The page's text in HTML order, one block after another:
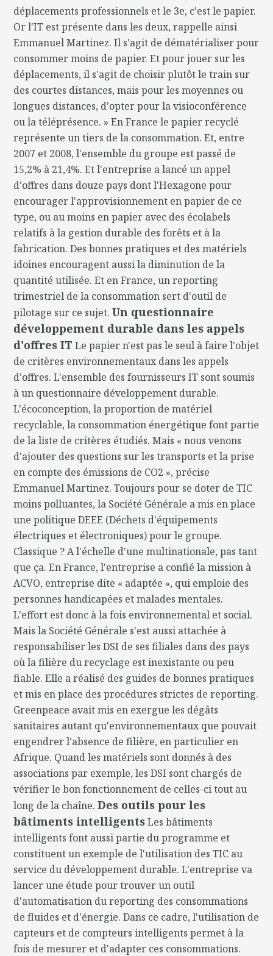
déplacements professionnels et le 3e, c'est le papier.
Or l'IT est présente dans les deux, rappelle ainsi
Emmanuel Martinez. Il s'agit de dématérialiser pour
consommer moins de papier. Et pour jouer sur les
déplacements, il s'agit de choisir plutôt le train sur
des courtes distances, mais pour les moyennes ou
longues distances, d'opter pour la visioconférence
ou la téléprésence. » En France le papier recyclé
représente un tiers de la consommation. Et, entre
2007 et 2008, l'ensemble du groupe est passé de
15,2% à 21,4%. Et l'entreprise a lancé un appel
d'offres dans douze pays dont l'Hexagone pour
encourager l'approvisionnement en papier de ce
type, ou au moins en papier avec des écolabels
relatifs à la gestion durable des forêts et à la
fabrication. Des bonnes pratiques et des matériels
idoines encouragent aussi la diminution de la
quantité utilisée. Et en France, un reporting
trimestriel de la consommation sert d'outil de
pilotage sur ce sujet.Un questionnaire
développement durable dans les appels
d'offres IT Le papier n'est pas le seul à faire l'objet
de critères environnementaux dans les appels
d'offres. L'ensemble des fournisseurs IT sont soumis
à un questionnaire développement durable.
L'écoconception, la proportion de matériel
recyclable, la consommation énergétique font partie
de la liste de critères étudiés. Mais « nous venons
d'ajouter des questions sur les transports et la prise
en compte des émissions de CO2 », précise
Emmanuel Martinez. Toujours pour se doter de TIC
moins polluantes, la Société Générale a mis en place
une politique DEEE (Déchets d'équipements
électriques et électroniques) pour le groupe.
Classique ? A l'échelle d'une multinationale, pas tant
que ça. En France, l'entreprise a confié la mission à
ACVO, entreprise dite « adaptée », qui emploie des
personnes handicapées et malades mentales.
L'effort est donc à la fois environnemental et social.
Mais la Société Générale s'est aussi attachée à
responsabiliser les DSI de ses filiales dans des pays
où la filière du recyclage est inexistante ou peu
fiable. Elle a réalisé des guides de bonnes pratiques
et mis en place des procédures strictes de reporting.
Greenpeace avait mis en exergue les dégâts
sanitaires autant qu'environnementaux que pouvait
engendrer l'absence de filière, en particulier en
Afrique. Quand les matériels sont donnés à des
associations par exemple, les DSI sont chargés de
vérifier le bon fonctionnement de celles-ci tout au
long de la chaîne.Des outils pour les
bâtiments intelligentsLes bâtiments
intelligents font aussi partie du programme et
constituent un exemple de l'utilisation des TIC au
service du développement durable. L'entreprise va
lancer une étude pour trouver un outil
d'automatisation du reporting des consommations
de fluides et d'énergie. Dans ce cadre, l'utilisation de
capteurs et de compteurs intelligents permet à la
fois de mesurer et d'adapter ces consommations.